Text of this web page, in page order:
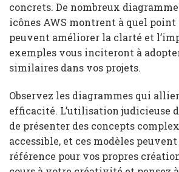
concrets. De nombreux
icônes AWS montrent à quel point
peuvent améliorer la clarté et
exemples vous inciteront à
similaires dans vos projets.
Observez les diagrammes qui
efficacité. L’utilisation judicieuse
de présenter des concepts
accessible, et ces modèles
référence pour vos propres